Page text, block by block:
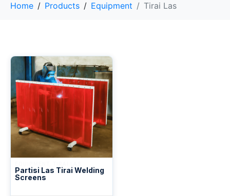
Home Products Equipment Tirai Las
Partisi Las Tirai Welding
Screens